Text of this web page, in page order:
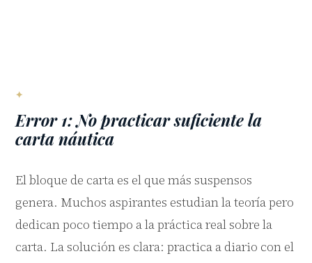
Error 1: No practicar suficiente la
carta náutica
El bloque de carta es el que más suspensos
genera. Muchos aspirantes estudian la teoría pero
dedican poco tiempo a la práctica real sobre la
carta. La solución es clara: practica a diario con el